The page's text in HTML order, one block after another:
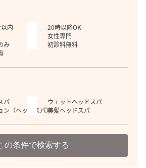
内
20時以降OK
女性専門
み
初診料無料
パ
ウェットヘッドスパ
ン（ヘッドスパ）美髪ヘッドスパ
の条件で検索する